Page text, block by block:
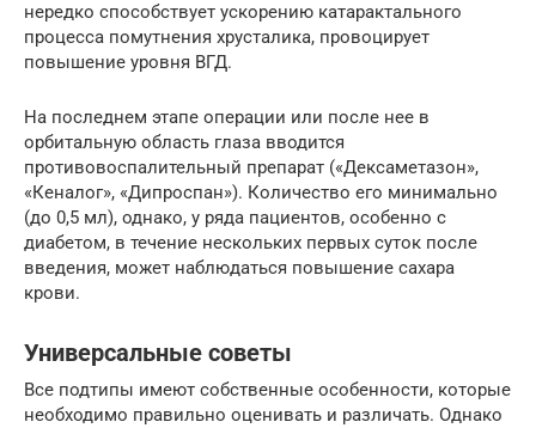
нередко способствует ускорению катарактального
процесса помутнения хрусталика, провоцирует
повышение уровня ВГД.
На последнем этапе операции или после нее в
орбитальную область глаза вводится
противовоспалительный препарат («Дексаметазон»,
«Кеналог», «Дипроспан»). Количество его минимально
(до 0,5 мл), однако, у ряда пациентов, особенно с
диабетом, в течение нескольких первых суток после
введения, может наблюдаться повышение сахара
крови.
Универсальные советы
Все подтипы имеют собственные особенности, которые
необходимо правильно оценивать и различать. Однако